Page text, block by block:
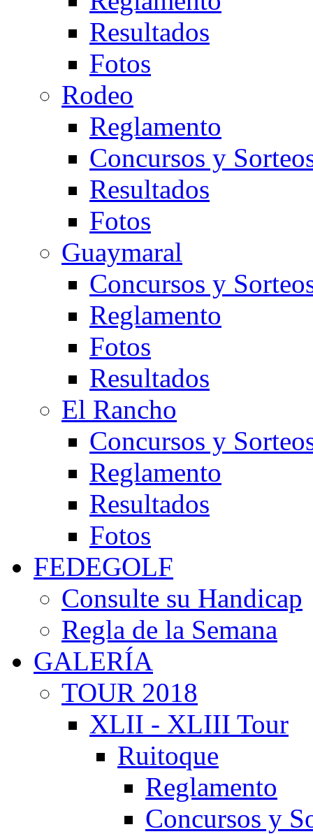
Resultados
Fotos
Rodeo
Reglamento
Concursos y
Resultados
Fotos
Guaymaral
Concursos y
Reglamento
Fotos
Resultados
El Rancho
Concursos y
Reglamento
Resultados
Fotos
FEDEGOLF
Consulte su Handicap
Regla de la Semana
GALERÍA
TOUR 2018
XLII - XLIII Tour
Ruitoque
Reglamento
Concursos y